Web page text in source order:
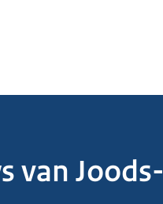
van Joods-